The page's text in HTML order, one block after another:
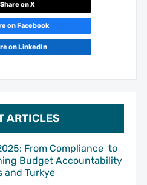
ARTICLES
From Compliance to
Budget Accountability
and Turkye
Share on X
on Facebook
on LinkedIn